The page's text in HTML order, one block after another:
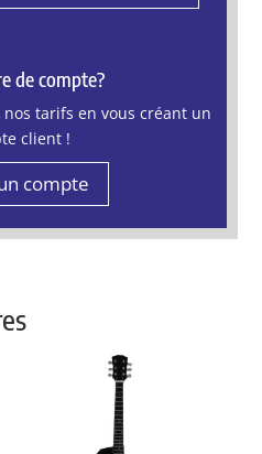
de compte?
nos tarifs en vous créant un
client !
compte